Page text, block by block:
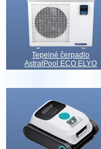
Tepelné čerpadlo
AstralPool ECO ELYO